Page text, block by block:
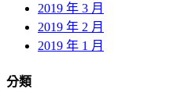
2019 年 3 月
2019 年 2 月
2019 年 1 月
分類